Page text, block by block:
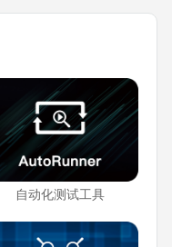
自动化测试工具